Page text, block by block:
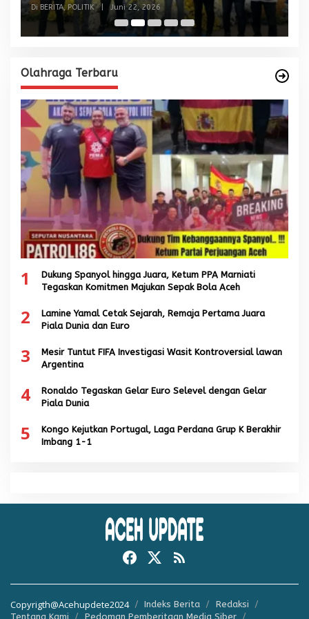
dan Malaysia
Di BERITA, POLITIK Juni 22, 2026
Olahraga Terbaru
1
Dukung Spanyol hingga Juara, Ketum PPA Marniati
Tegaskan Komitmen Majukan Sepak Bola Aceh
2
Lamine Yamal Cetak Sejarah, Remaja Pertama Juara
Piala Dunia dan Euro
3
Mesir Tuntut FIFA Investigasi Wasit Kontroversial lawan
Argentina
4
Ronaldo Tegaskan Gelar Euro Selevel dengan Gelar
Piala Dunia
5
Kongo Kejutkan Portugal, Laga Perdana Grup K Berakhir
Imbang 1-1
Copyrigth@Acehupdete2024 Indeks Berita
Redaksi
Tentang Kami
Pedoman Pemberitaan Media Siber